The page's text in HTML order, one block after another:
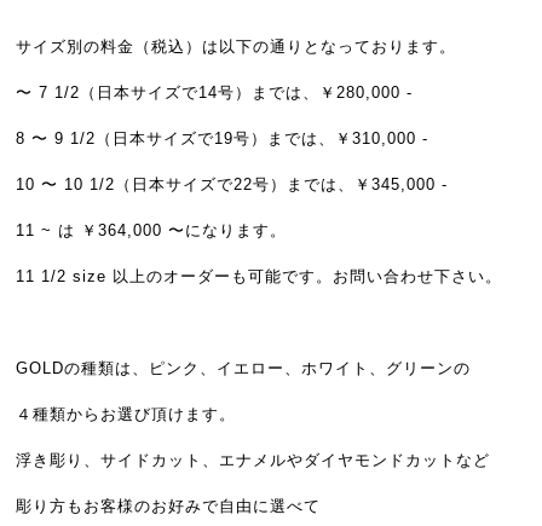
サイズ別の料金（税込）は以下の通りとなっております。
〜 7 1/2（日本サイズで14号）までは、￥280,000 -
8 〜 9 1/2（日本サイズで19号）までは、￥310,000 -
10 〜 10 1/2（日本サイズで22号）までは、￥345,000 -
11 ~ は ￥364,000 〜になります。
11 1/2 size 以上のオーダーも可能です。お問い合わせ下さい。
GOLDの種類は、ピンク、イエロー、ホワイト、グリーンの
４種類からお選び頂けます。
浮き彫り、サイドカット、エナメルやダイヤモンドカットなど
彫り方もお客様のお好みで自由に選べて